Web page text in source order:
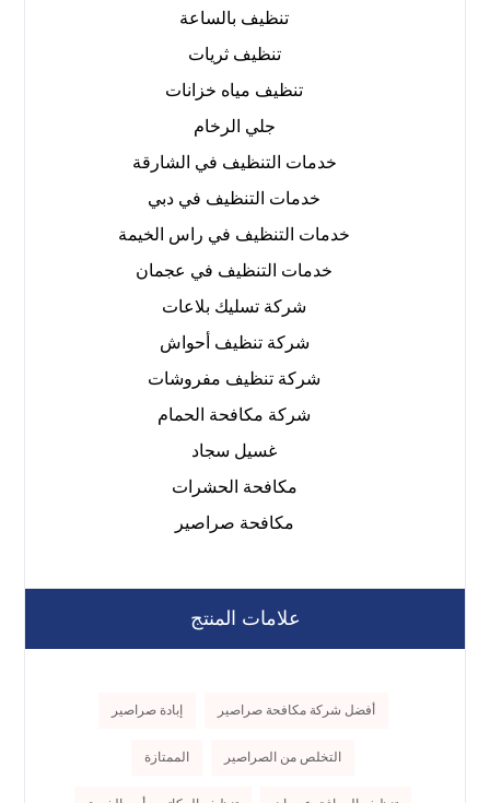
تنظيف بالساعة
تنظيف ثريات
تنظيف مياه خزانات
جلي الرخام
خدمات التنظيف في الشارقة
خدمات التنظيف في دبي
خدمات التنظيف في راس الخيمة
خدمات التنظيف في عجمان
شركة تسليك بلاعات
شركة تنظيف أحواش
شركة تنظيف مفروشات
شركة مكافحة الحمام
غسيل سجاد
مكافحة الحشرات
مكافحة صراصير
علامات المنتج
أفضل شركة مكافحة صراصير إبادة صراصير
التخلص من الصراصير الممتازة